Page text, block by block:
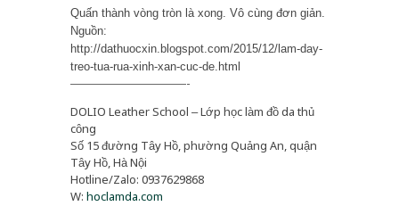
Quấn thành vòng tròn là xong. Vô cùng đơn giản.
Nguồn:
http://dathuocxin.blogspot.com/2015/12/lam-day-
treo-tua-rua-xinh-xan-cuc-de.html
——————————-
DOLIO Leather School – Lớp học làm đồ da thủ
công
Số 15 đường Tây Hồ, phường Quảng An, quận
Tây Hồ, Hà Nội
Hotline/Zalo: 0937629868
W: hoclamda.com